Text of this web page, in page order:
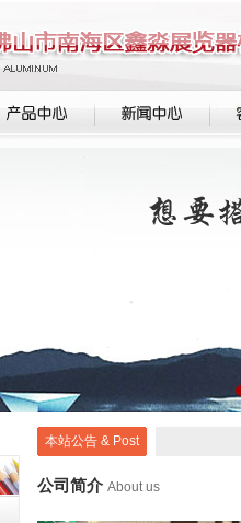
本站公告 & Post
公司简介 About us